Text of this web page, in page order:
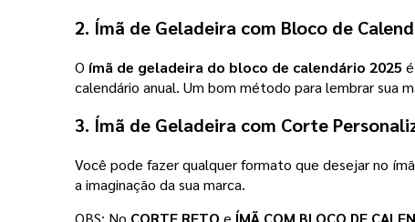
2. Ímã de Geladeira com Bloco de
O ímã de geladeira do bloco de calendário 2025
calendário anual. Um bom método para lembrar sua
3. Ímã de Geladeira com Corte
Você pode fazer qualquer formato que desejar no
a imaginação da sua marca.
OBS: No CORTE RETO e ÍMÃ COM BLOCO DE